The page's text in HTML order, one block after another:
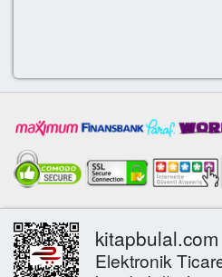
kitapbulal.com
Elektronik